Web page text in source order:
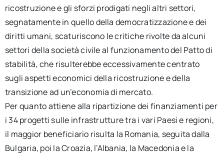
ricostruzione e gli sforzi prodigati negli altri settori,
segnatamente in quello della democratizzazione e dei
diritti umani, scaturiscono le critiche rivolte da alcuni
settori della società civile al funzionamento del Patto di
stabilità, che risulterebbe eccessivamente centrato
sugli aspetti economici della ricostruzione e della
transizione ad un’economia di mercato.
Per quanto attiene alla ripartizione dei finanziamenti per
i 34 progetti sulle infrastrutture tra i vari Paesi e regioni,
il maggior beneficiario risulta la Romania, seguita dalla
Bulgaria, poi la Croazia, l’Albania, la Macedonia e la